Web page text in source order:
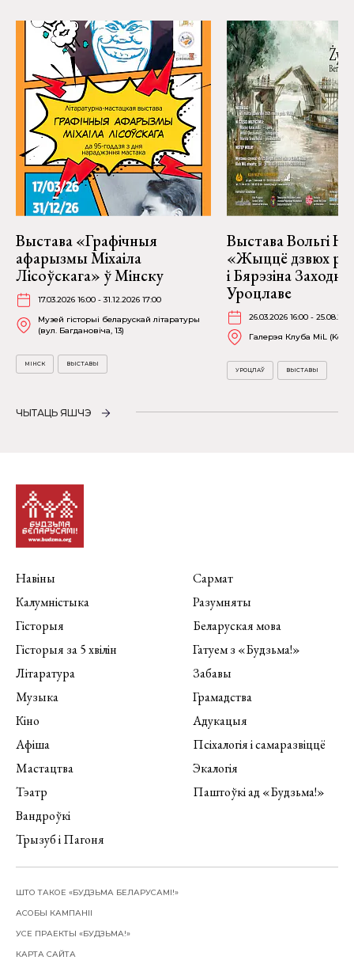
Выстава «Графічныя
афарызмы Міхаіла
Лісоўскага» ў Мінску
17.03.2026 16:00 - 31.12.2026 17:00
Музей гісторыі беларускай літаратуры
(вул. Багдановіча, 13)
МІНСК ВЫСТАВЫ
Выстава Вольгі
«Жыццё дзвюх
і Бярэзіна
Уроцлаве
26.03.2026 16:00 -
Галерэя Клуба MiL
УРОЦЛАЎ ВЫСТАВЫ
ЧЫТАЦЬ ЯШЧЭ
Навіны
Калумністыка
Гісторыя
Гісторыя за 5 хвілін
Літаратура
Музыка
Кіно
Афіша
Мастацтва
Тэатр
Вандроўкі
Трызуб і Пагоня
Сармат
Разумняты
Беларуская мова
Гатуем з «Будзьма!»
Забавы
Грамадства
Адукацыя
Псіхалогія і самаразвіццё
Экалогія
Паштоўкі ад «Будзьма!»
ШТО ТАКОЕ «БУДЗЬМА БЕЛАРУСАМІ!»
АСОБЫ КАМПАНІІ
УСЕ ПРАЕКТЫ «БУДЗЬМА!»
КАРТА САЙТА